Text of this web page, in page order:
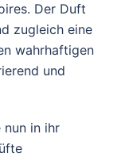
Der Duft
zugleich eine
wahrhaftigen
und
nun in ihr